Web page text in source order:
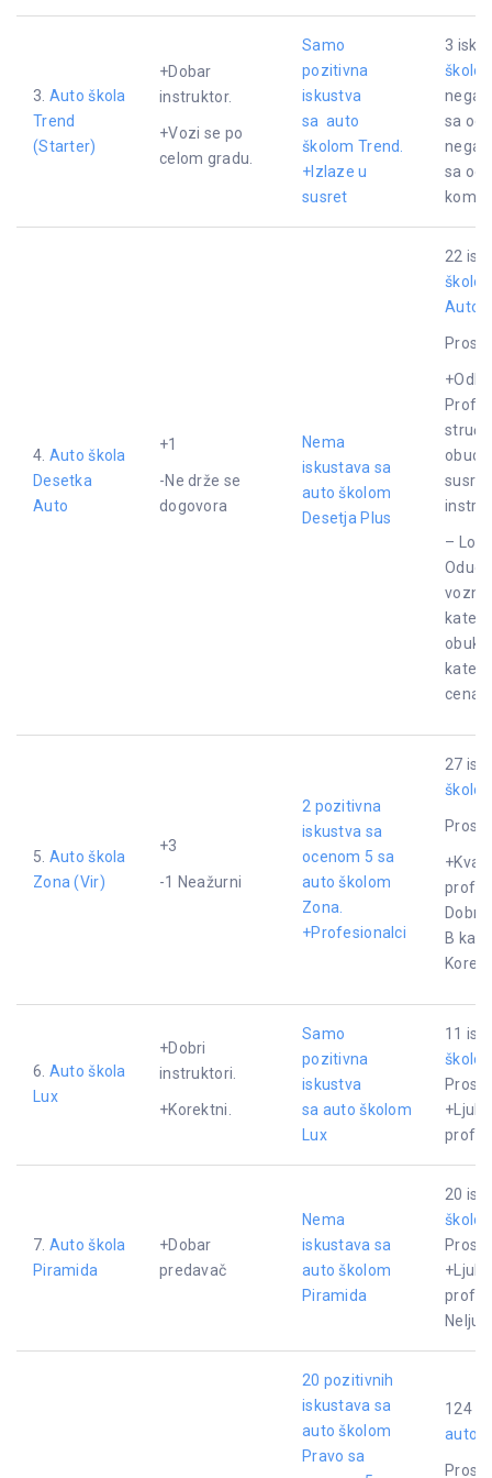
3. Auto škola
Trend
(Starter)
+Dobar
instruktor.
+Vozi se po
celom gradu.
Samo
pozitivna
iskustva
sa auto
školom Trend.
+Izlaze u
susret
3
sa
sa
4. Auto škola
Desetka
Auto
+1
-Ne drže se
dogovora
Nema
iskustava sa
auto školom
Desetja Plus
22
Auto
obuci.
–
vozni
cena.
5. Auto škola
Zona (Vir)
+3
-1 Neažurni
2 pozitivna
iskustva sa
ocenom 5 sa
auto školom
Zona.
+Profesionalci
27
Dobri
B
6. Auto škola
Lux
+Dobri
instruktori.
+Korektni.
Samo
pozitivna
iskustva
sa auto školom
Lux
11
7. Auto škola
Piramida
+Dobar
predavač
Nema
iskustava sa
auto školom
Piramida
20
20 pozitivnih
iskustava sa
auto školom
Pravo sa
124
auto